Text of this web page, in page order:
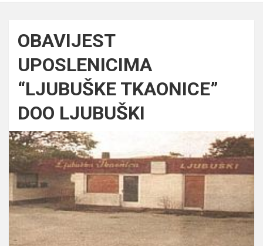
OBAVIJEST
UPOSLENICIMA
“LJUBUŠKE TKAONICE”
DOO LJUBUŠKI